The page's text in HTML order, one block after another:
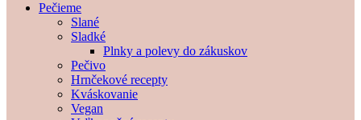
Pečieme
Slané
Sladké
Plnky a polevy do zákuskov
Pečivo
Hrnčekové recepty
Kváskovanie
Vegan